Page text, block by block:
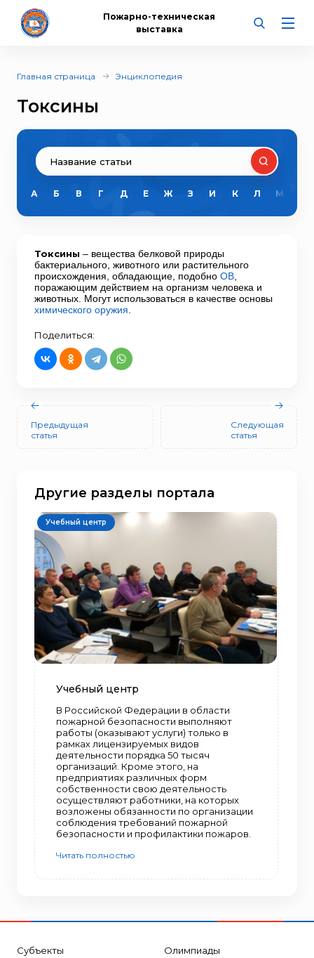
Пожарно-техническая
выставка
Главная страница Энциклопедия
Токсины
А Б В Г Д Е Ж З И К Л М
Токсины – вещества белковой природы
бактериального, животного или растительного
происхождения, обладающие, подобно ОВ
поражающим действием на организм человека и
животных. Могут использоваться в качестве основы
химического оружия
Поделиться:
Предыдущая
статья
Следующая
статья
Другие разделы портала
Учебный центр
Учебный центр
В Российской Федерации в области
пожарной безопасности выполняют
работы (оказывают услуги) только в
рамках лицензируемых видов
деятельности порядка 50 тысяч
организаций. Кроме этого, на
предприятиях различных форм
собственности свою деятельность
осуществляют работники, на которых
возложены обязанности по организации
соблюдения требований пожарной
безопасности и профилактики пожаров.
Читать полностью
Субъекты
Олимпиады